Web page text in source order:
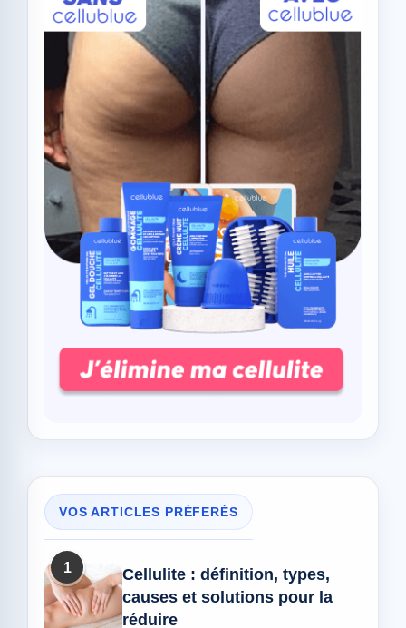
VOS ARTICLES PRÉFERÉS
1
Cellulite : définition, types,
causes et solutions pour la
réduire